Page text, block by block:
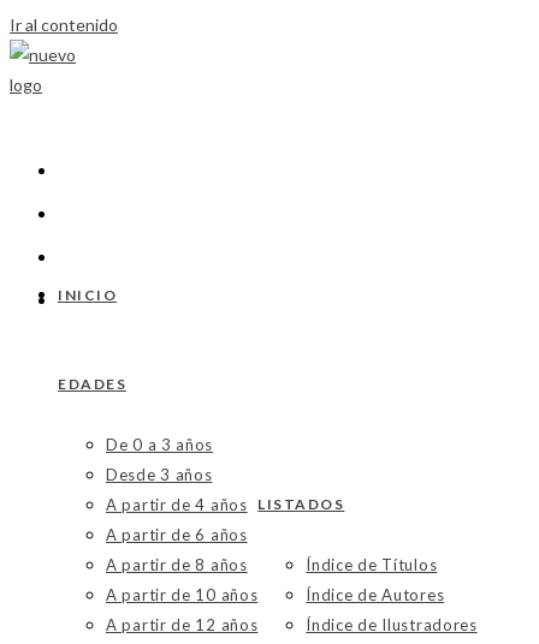
Ir al contenido
INICIO
EDADES
De 0 a 3 años
Desde 3 años
A partir de 4 años
A partir de 6 años
A partir de 8 años
A partir de 10 años
A partir de 12 años
LISTADOS
Índice de Títulos
Índice de Autores
Índice de Ilustradores